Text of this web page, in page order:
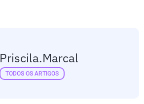
Priscila.marcal
TODOS OS ARTIGOS